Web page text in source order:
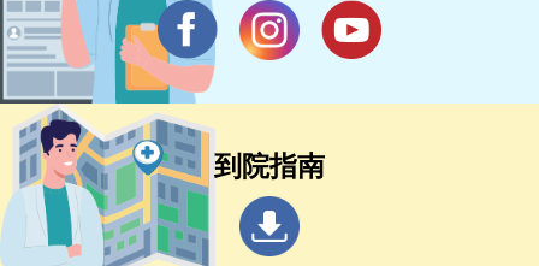
到院指南